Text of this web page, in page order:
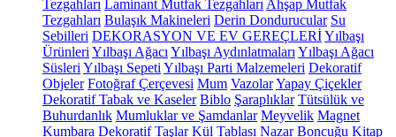
Tezgahları Laminant Mutfak Tezgahları Ahşap Mutfak
Tezgahları Bulaşık Makineleri Derin Dondurucular Su
Sebilleri DEKORASYON VE EV GEREÇLERİYılbaşı
Ürünleri Yılbaşı Ağacı Yılbaşı Aydınlatmaları Yılbaşı Ağacı
Süsleri Yılbaşı Sepeti Yılbaşı Parti Malzemeleri Dekoratif
Objeler Fotoğraf Çerçevesi Mum VazolarYapay Çiçekler
Dekoratif Tabak ve Kaseler Biblo Şaraplıklar Tütsülük ve
Buhurdanlık Mumluklar ve Şamdanlar Meyvelik Magnet
Kumbara Dekoratif Taşlar Kül Tablası Nazar Boncuğu Kitap